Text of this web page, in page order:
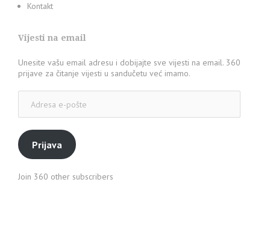
Kontakt
Vijesti na email
Unesite vašu email adresu i dobijajte sve vijesti na email. 360
prijave za čitanje vijesti u sandučetu već imamo.
pošte
Prijava
Join 360 other subscribers